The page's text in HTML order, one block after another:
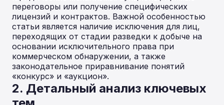
переговоры или получение специфических
лицензий и контрактов. Важной особенностью
статьи является наличие исключения для лиц,
переходящих от стадии разведки к добыче на
основании исключительного права при
коммерческом обнаружении, а также
законодательное приравнивание понятий
«конкурс» и «аукцион».
2. Детальный анализ ключевых